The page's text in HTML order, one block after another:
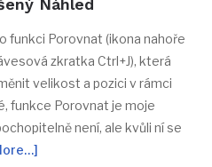
funkci Porovnat (ikona nahoře
zkratka Ctrl+J), která
velikost a pozici v rámci
funkce Porovnat je moje
není, ale kvůli ní se